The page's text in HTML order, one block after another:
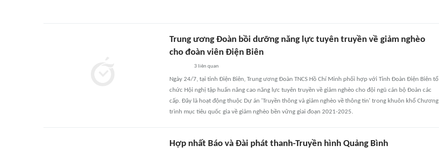
Trung ương Đoàn bồi dưỡng năng lực tuyên truyền về giảm nghèo
cho đoàn viên Điện Biên
3 liên quan
Ngày 24/7, tại tỉnh Điện Biên, Trung ương Đoàn TNCS Hồ Chí Minh phối hợp với Tỉnh Đoàn Điện Biên tổ
chức Hội nghị tập huấn nâng cao năng lực tuyên truyền về giảm nghèo cho đội ngũ cán bộ Đoàn các
cấp. Đây là hoạt động thuộc Dự án 'Truyền thông và giảm nghèo về thông tin' trong khuôn khổ Chương
trình mục tiêu quốc gia về giảm nghèo bền vững giai đoạn 2021-2025.
Hợp nhất Báo và Đài phát thanh-Truyền hình Quảng Bình